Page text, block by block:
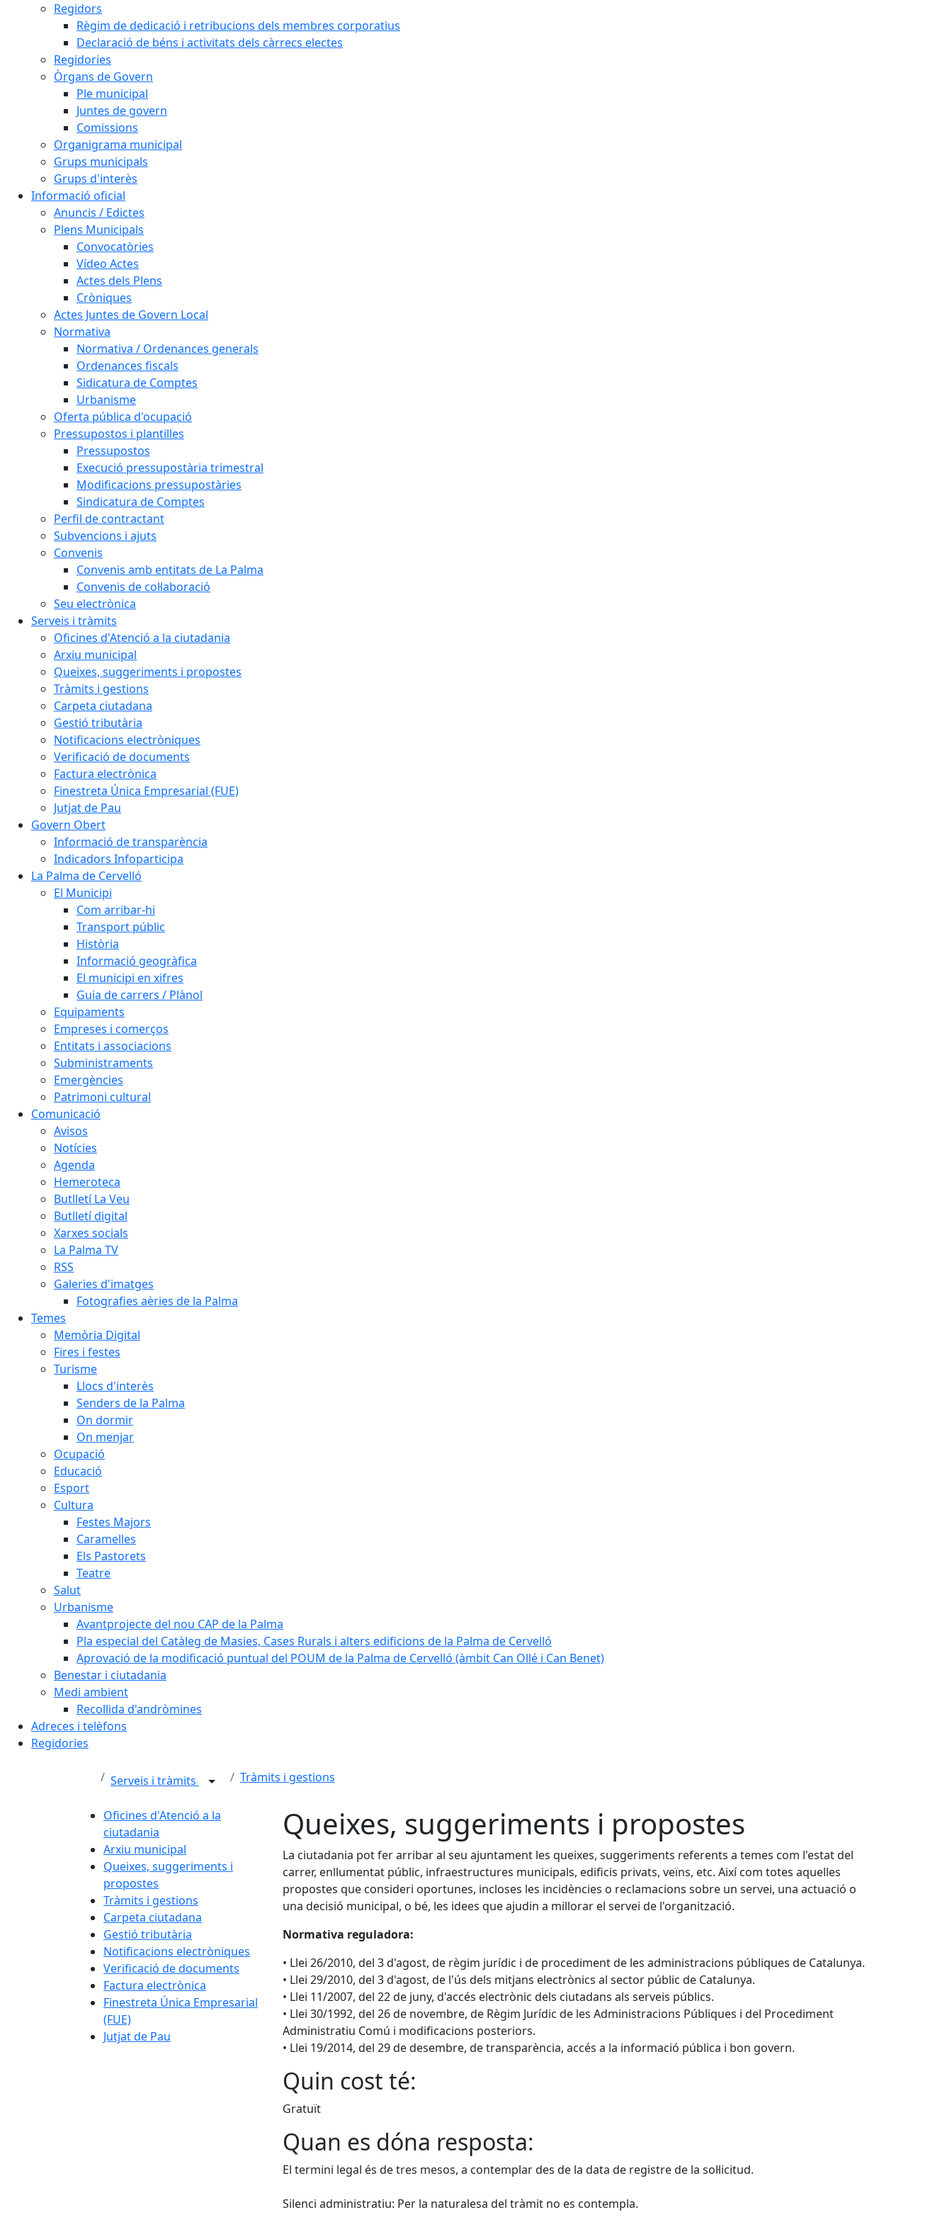
Regidors
Règim de dedicació i retribucions dels membres corporatius
Declaració de béns i activitats dels càrrecs electes
Regidories
Òrgans de Govern
Ple municipal
Juntes de govern
Comissions
Organigrama municipal
Grups municipals
Grups d'interès
Informació oficial
Anuncis / Edictes
Plens Municipals
Convocatòries
Vídeo Actes
Actes dels Plens
Cròniques
Actes Juntes de Govern Local
Normativa
Normativa / Ordenances generals
Ordenances fiscals
Sidicatura de Comptes
Urbanisme
Oferta pública d'ocupació
Pressupostos i plantilles
Pressupostos
Execució pressupostària trimestral
Modificacions pressupostàries
Sindicatura de Comptes
Perfil de contractant
Subvencions i ajuts
Convenis
Convenis amb entitats de La Palma
Convenis de col·laboració
Seu electrònica
Serveis i tràmits
Oficines d'Atenció a la ciutadania
Arxiu municipal
Queixes, suggeriments i propostes
Tràmits i gestions
Carpeta ciutadana
Gestió tributària
Notificacions electròniques
Verificació de documents
Factura electrònica
Finestreta Única Empresarial (FUE)
Jutjat de Pau
Govern Obert
Informació de transparència
Indicadors Infoparticipa
La Palma de Cervelló
El Municipi
Com arribar-hi
Transport públic
Història
Informació geogràfica
El municipi en xifres
Guia de carrers / Plànol
Equipaments
Empreses i comerços
Entitats i associacions
Subministraments
Emergències
Patrimoni cultural
Comunicació
Avisos
Notícies
Agenda
Hemeroteca
Butlletí La Veu
Butlletí digital
Xarxes socials
La Palma TV
RSS
Galeries d'imatges
Fotografies aèries de la Palma
Temes
Memòria Digital
Fires i festes
Turisme
Llocs d'interès
Senders de la Palma
On dormir
On menjar
Ocupació
Educació
Esport
Cultura
Festes Majors
Caramelles
Els Pastorets
Teatre
Salut
Urbanisme
Avantprojecte del nou CAP de la Palma
Pla especial del Catàleg de Masies, Cases Rurals i alters edificions de la Palma de Cervelló
Aprovació de la modificació puntual del POUM de la Palma de Cervelló (àmbit Can Ollé i Can Benet)
Benestar i ciutadania
Medi ambient
Recollida d'andròmines
Adreces i telèfons
Regidories
Serveis i tràmits Tràmits i gestions
Oficines d'Atenció a la
ciutadania
Arxiu municipal
Queixes, suggeriments i
propostes
Tràmits i gestions
Carpeta ciutadana
Gestió tributària
Notificacions electròniques
Verificació de documents
Factura electrònica
Finestreta Única Empresarial
(FUE)
Jutjat de Pau
Queixes, suggeriments i propostes
La ciutadania pot fer arribar al seu ajuntament les queixes, suggeriments referents a temes com l'estat del
carrer, enllumentat públic, infraestructures municipals, edificis privats, veïns, etc. Així com totes aquelles
propostes que consideri oportunes, incloses les incidències o reclamacions sobre un servei, una actuació o
una decisió municipal, o bé, les idees que ajudin a millorar el servei de l'organització.
Normativa reguladora:
• Llei 26/2010, del 3 d'agost, de règim jurídic i de procediment de les administracions públiques de Catalunya.
• Llei 29/2010, del 3 d'agost, de l'ús dels mitjans electrònics al sector públic de Catalunya.
• Llei 11/2007, del 22 de juny, d'accés electrònic dels ciutadans als serveis públics.
• Llei 30/1992, del 26 de novembre, de Règim Jurídic de les Administracions Públiques i del Procediment
Administratiu Comú i modificacions posteriors.
• Llei 19/2014, del 29 de desembre, de transparència, accés a la informació pública i bon govern.
Quin cost té:
Gratuït
Quan es dóna resposta:
El termini legal és de tres mesos, a contemplar des de la data de registre de la sol·licitud.
Silenci administratiu: Per la naturalesa del tràmit no es contempla.